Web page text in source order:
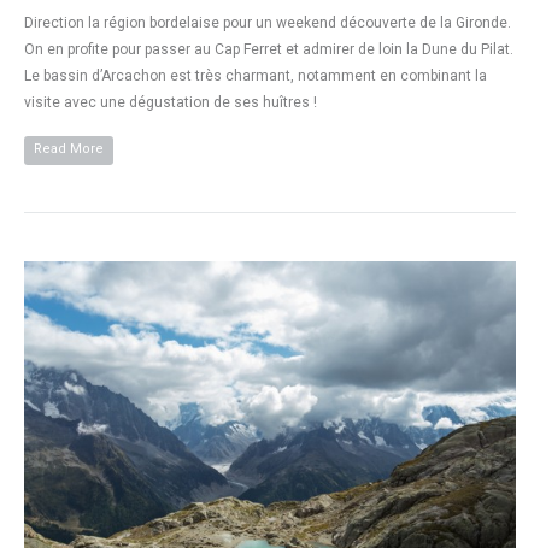
Direction la région bordelaise pour un weekend découverte de la Gironde.
On en profite pour passer au Cap Ferret et admirer de loin la Dune du Pilat.
Le bassin d’Arcachon est très charmant, notamment en combinant la
visite avec une dégustation de ses huîtres !
Read More